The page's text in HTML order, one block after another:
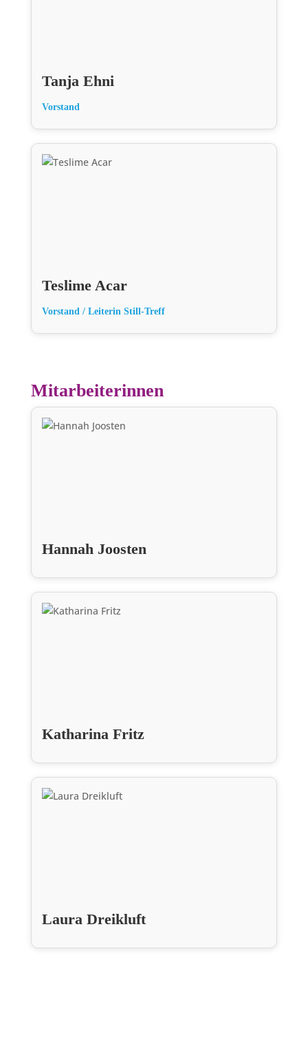
Tanja Ehni
Vorstand
Teslime Acar
Vorstand / Leiterin Still-Treff
Mitarbeiterinnen
Hannah Joosten
Katharina Fritz
Laura Dreikluft